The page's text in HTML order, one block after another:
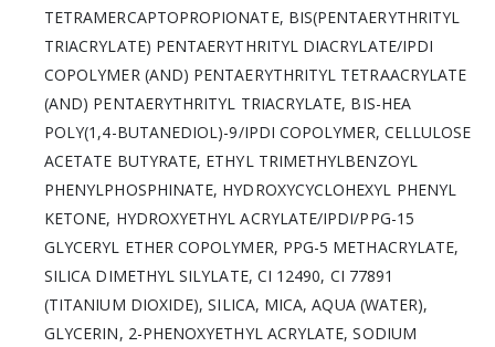
TETRAMERCAPTOPROPIONATE, BIS(PENTAERYTHRITYL
TRIACRYLATE) PENTAERYTHRITYL DIACRYLATE/IPDI
COPOLYMER (AND) PENTAERYTHRITYL TETRAACRYLATE
(AND) PENTAERYTHRITYL TRIACRYLATE, BIS-HEA
POLY(1,4-BUTANEDIOL)-9/IPDI COPOLYMER, CELLULOSE
ACETATE BUTYRATE, ETHYL TRIMETHYLBENZOYL
PHENYLPHOSPHINATE, HYDROXYCYCLOHEXYL PHENYL
KETONE, HYDROXYETHYL ACRYLATE/IPDI/PPG-15
GLYCERYL ETHER COPOLYMER, PPG-5 METHACRYLATE,
SILICA DIMETHYL SILYLATE, CI 12490, CI 77891
(TITANIUM DIOXIDE), SILICA, MICA, AQUA (WATER),
GLYCERIN, 2-PHENOXYETHYL ACRYLATE, SODIUM